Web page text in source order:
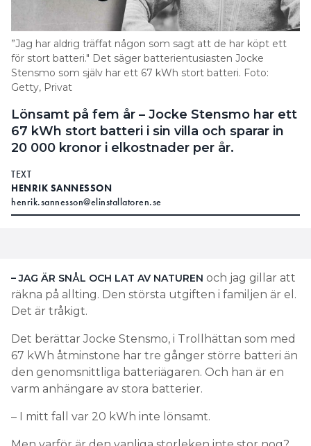
ALEKSANDAR MATIC ÄR PROFESSORi fysik och chef
för avdelningen materialfysik vid Chalmers tekniska
högskola i Göteborg. Han leder forskningen på
batterier och fokus ligger på nästa generations
batteriteknik.
batterier, måste vi jobba med riktiga problem och
ständigt förbättra materialegenskaperna. Dagens
batterier är för stora, tunga, dyra och
energiinnehållet kan förbättras. Min dröm är att få
fram ett miljömässigt hållbart batteri som gör det
möjligt att köra 800 kilometer på en laddning.
Sedan ska det gå att ladda om det på en timme. Då
Hög och låg temperatur och
batteriets celler
– Hög temperatur sliter på batteriet. Om det är
väldigt varmt accelererar de kemiska reaktionerna
som ökar det inre motståndet i battericellerna.
LÄS OCKSÅ:
”Jag har aldrig träffat någon som sagt att de har köpt ett
för stort batteri." Det säger batterientusiasten Jocke
Stensmo som själv har ett 67 kWh stort batteri. Foto:
Getty, Privat
Lönsamt på fem år – Jocke Stensmo har ett
67 kWh stort batteri i sin villa och sparar in
20 000 kronor i elkostnader per år.
TEXT
HENRIK SANNESSON
henrik.sannesson@elinstallatoren.se
– JAG ÄR SNÅL OCH LAT AV NATUREN och jag gillar att
räkna på allting. Den största utgiften i familjen är el.
Det är tråkigt.
Det berättar Jocke Stensmo, i Trollhättan som med
67 kWh åtminstone har tre gånger större batteri än
den genomsnittliga batteriägaren. Och han är en
varm anhängare av stora batterier.
– I mitt fall var 20 kWh inte lönsamt.